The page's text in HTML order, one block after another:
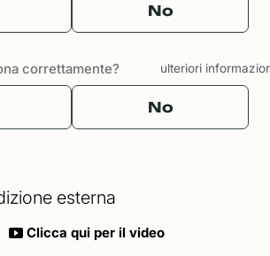
No
correttamente? ulteriori
No
esterna
Clicca qui per il video